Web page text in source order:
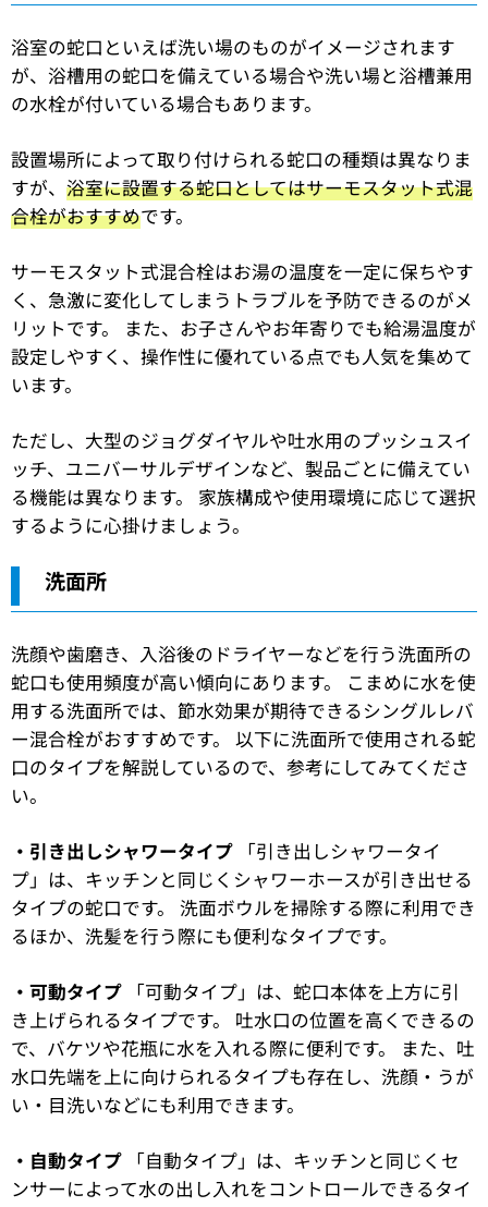
浴室の蛇口といえば洗い場のものがイメージされます
が、浴槽用の蛇口を備えている場合や洗い場と浴槽兼用
の水栓が付いている場合もあります。
設置場所によって取り付けられる蛇口の種類は異なりま
すが、 浴室に設置する蛇口としてはサーモスタット式混
合栓がおすすめです。
サーモスタット式混合栓はお湯の温度を一定に保ちやす
く、急激に変化してしまうトラブルを予防できるのがメ
リットです。 また、お子さんやお年寄りでも給湯温度が
設定しやすく、操作性に優れている点でも人気を集めて
います。
ただし、大型のジョグダイヤルや吐水用のプッシュスイ
ッチ、ユニバーサルデザインなど、製品ごとに備えてい
る機能は異なります。 家族構成や使用環境に応じて選択
するように心掛けましょう。
洗面所
洗顔や歯磨き、入浴後のドライヤーなどを行う洗面所の
蛇口も使用頻度が高い傾向にあります。 こまめに水を使
用する洗面所では、節水効果が期待できるシングルレバ
ー混合栓がおすすめです。 以下に洗面所で使用される蛇
口のタイプを解説しているので、参考にしてみてくださ
い。
・引き出しシャワータイプ 「引き出しシャワータイ
プ」は、キッチンと同じくシャワーホースが引き出せる
タイプの蛇口です。 洗面ボウルを掃除する際に利用でき
るほか、洗髪を行う際にも便利なタイプです。
・可動タイプ 「可動タイプ」は、蛇口本体を上方に引
き上げられるタイプです。 吐水口の位置を高くできるの
で、バケツや花瓶に水を入れる際に便利です。 また、吐
水口先端を上に向けられるタイプも存在し、洗顔・うが
い・目洗いなどにも利用できます。
・自動タイプ 「自動タイプ」は、キッチンと同じくセ
ンサーによって水の出し入れをコントロールできるタイ